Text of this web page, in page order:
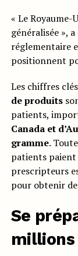
« Le
généralisée »,
réglementaire
positionnent
Les chiffres
de produits
patients,
Canada et
gramme.
patients paient
prescripteurs
pour obtenir
Se